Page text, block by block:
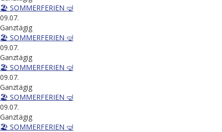
🏖️ SOMMERFERIEN 🤿
09.07.
Ganztägig
🏖️ SOMMERFERIEN 🤿
09.07.
Ganztägig
🏖️ SOMMERFERIEN 🤿
09.07.
Ganztägig
🏖️ SOMMERFERIEN 🤿
09.07.
Ganztägig
🏖️ SOMMERFERIEN 🤿